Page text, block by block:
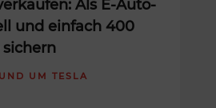
Als E-Auto-
und einfach 400
sichern
UM TESLA